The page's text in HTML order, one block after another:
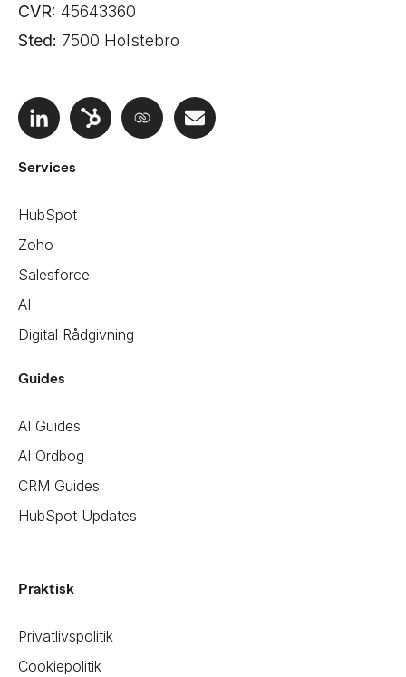
CVR: 45643360
Sted: 7500 Holstebro
Services
HubSpot
Zoho
Salesforce
AI
Digital Rådgivning
Guides
AI Guides
AI Ordbog
CRM Guides
HubSpot Updates
Praktisk
Privatlivspolitik
Cookiepolitik